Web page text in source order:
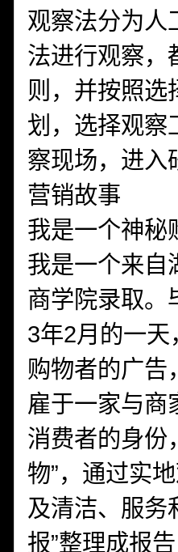
观察法分为人
法进行观察，
则，并按照
划，选择观
察现场，进入
营销故事
我是一个神秘
我是一个来自
商学院录取。
3年2月的一
购物者的广告
雇于一家与商
消费者的身份
物”，通过实
及清洁、服务
报”整理成报